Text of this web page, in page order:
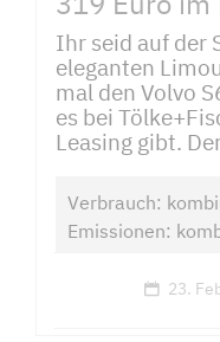
Ihr seid auf der
eleganten
mal den Volvo
es bei
Leasing gibt.
Verbrauch:
Emissionen:
23.